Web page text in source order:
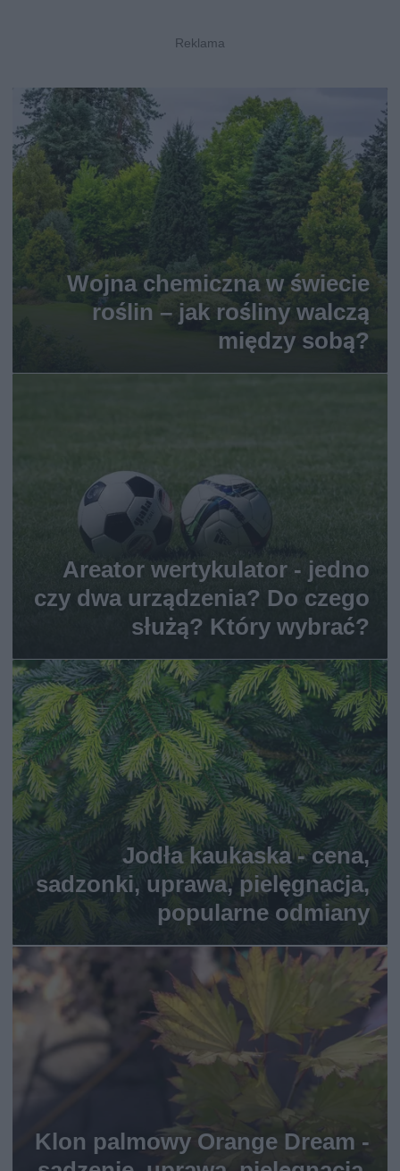
Wojna chemiczna w świecie
roślin – jak rośliny walczą
między sobą?
Areator wertykulator - jedno
czy dwa urządzenia? Do czego
służą? Który wybrać?
Jodła kaukaska - cena,
sadzonki, uprawa, pielęgnacja,
popularne odmiany
Klon palmowy Orange Dream -